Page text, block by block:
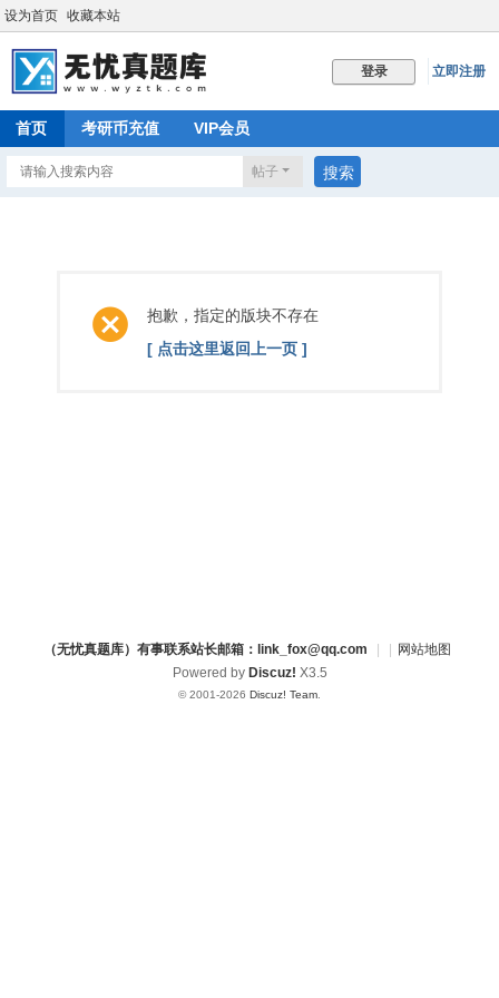
设为首页 收藏本站
登录 立即注册
首页 考研币充值 VIP会员
帖子 搜索
抱歉，指定的版块不存在
[ 点击这里返回上一页 ]
（无忧真题库）有事联系站长邮箱：link_fox@qq.com
网站地图
Powered by Discuz! X3.5
© 2001-2026 Discuz! Team